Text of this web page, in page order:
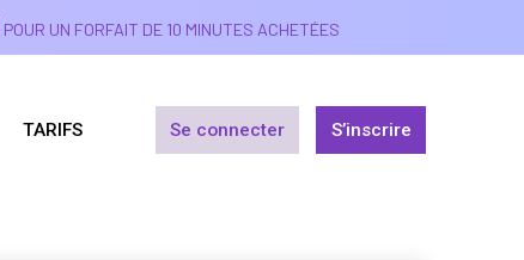
POUR UN FORFAIT DE 10 MINUTES ACHETÉES
TARIFS Se connecter S’inscrire